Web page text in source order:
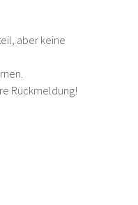
aber keine
Rückmeldung!